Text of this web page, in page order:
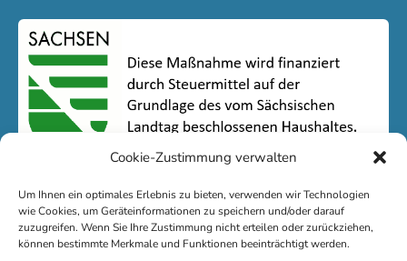
Cookie-Zustimmung verwalten
Um Ihnen ein optimales Erlebnis zu bieten, verwenden wir Technologien
wie Cookies, um Geräteinformationen zu speichern und/oder darauf
zuzugreifen. Wenn Sie Ihre Zustimmung nicht erteilen oder zurückziehen,
können bestimmte Merkmale und Funktionen beeinträchtigt werden.